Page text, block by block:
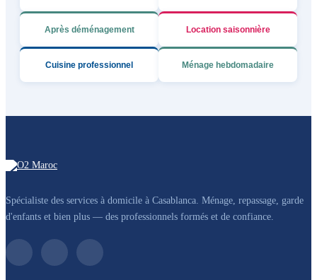
Après déménagement Location saisonnière
Cuisine professionnel Ménage hebdomadaire
Spécialiste des services à domicile à Casablanca. Ménage, repassage, garde
d'enfants et bien plus — des professionnels formés et de confiance.